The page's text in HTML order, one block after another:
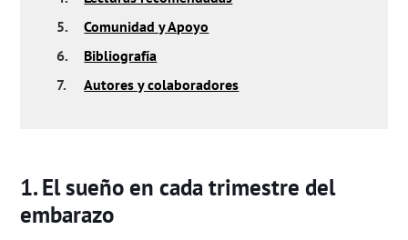
5.
Comunidad y Apoyo
6.
Bibliografía
7.
Autores y colaboradores
El sueño en cada trimestre del
embarazo